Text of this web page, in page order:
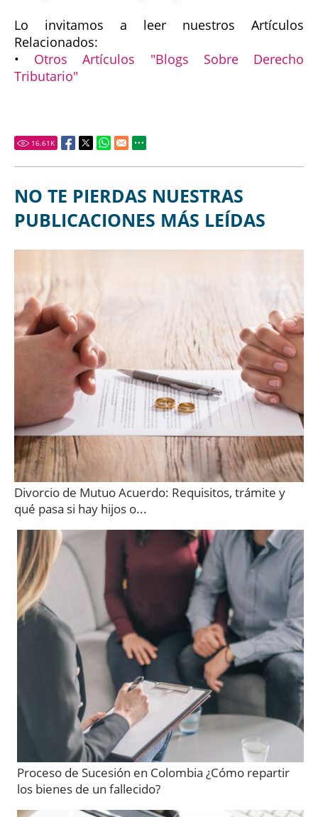
Lo invitamos a leer nuestros Artículos
Relacionados:
• Otros Artículos "Blogs Sobre Derecho
Tributario"
16.61 K
NO TE PIERDAS NUESTRAS
PUBLICACIONES MÁS LEÍDAS
Divorcio de Mutuo Acuerdo: Requisitos, trámite y
qué pasa si hay hijos o...
Proceso de Sucesión en Colombia ¿Cómo repartir
los bienes de un fallecido?